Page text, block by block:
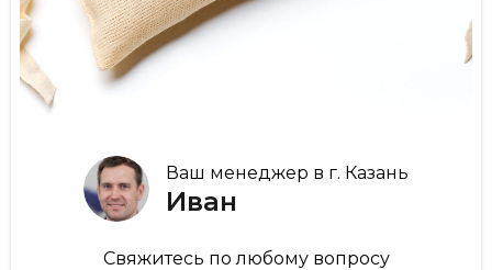
Ваш менеджер в г. Казань
Иван
Свяжитесь по любому вопросу